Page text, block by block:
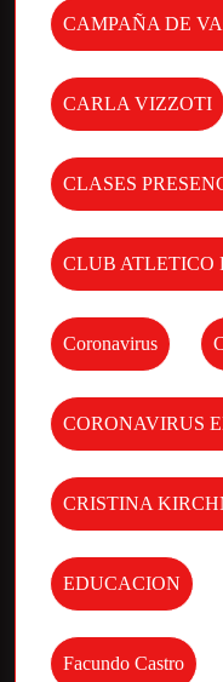
CAMPAÑA DE
CARLA VIZZOTI
CLASES
CLUB ATLETICO
Coronavirus
CORONAVIRUS
CRISTINA
EDUCACION
Facundo Castro